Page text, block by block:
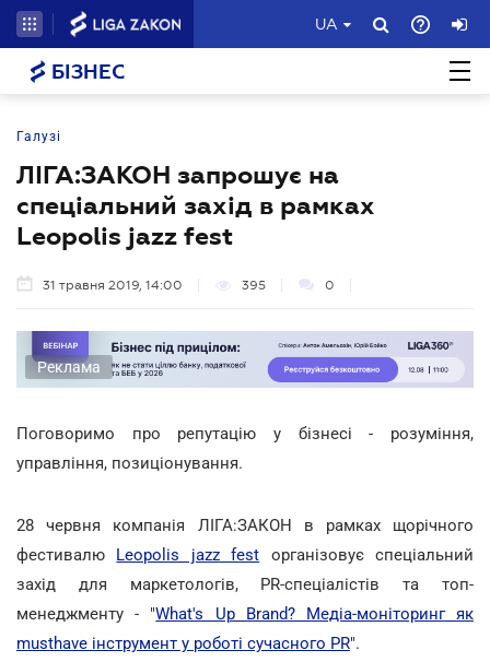
UA
БІЗНЕС
Галузі
ЛІГА:ЗАКОН запрошує на
спеціальний захід в рамках
Leopolis jazz fest
31 травня 2019, 14:00 395 0
Реклама
Поговоримо про репутацію у бізнесі - розуміння,
управління, позиціонування.
28 червня компанія ЛІГА:ЗАКОН в рамках щорічного
фестивалю Leopolis jazz fest організовує спеціальний
захід для маркетологів, PR-спеціалістів та топ-
менеджменту - "What's Up Brand? Медіа-моніторинг як
musthave інструмент у роботі сучасного PR".